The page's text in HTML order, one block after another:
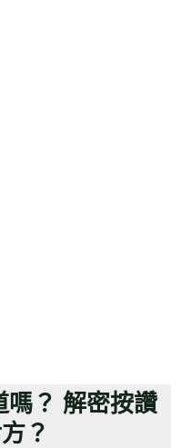
嗎？ 解密按讚
？